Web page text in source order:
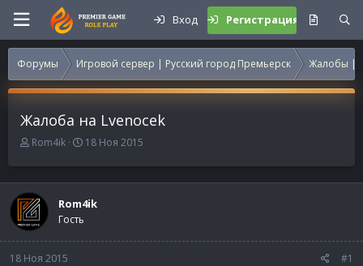
Вход Регистрация
Форумы Игровой сервер | Русский город Премьерск Жалобы |
Жалоба на Lvenocek
А
т
о
р
т
е
м
ы
Rom4ik
Д
т
а
н
а
18 Ноя 2015
Rom4ik
Гость
18 Ноя 2015 #1